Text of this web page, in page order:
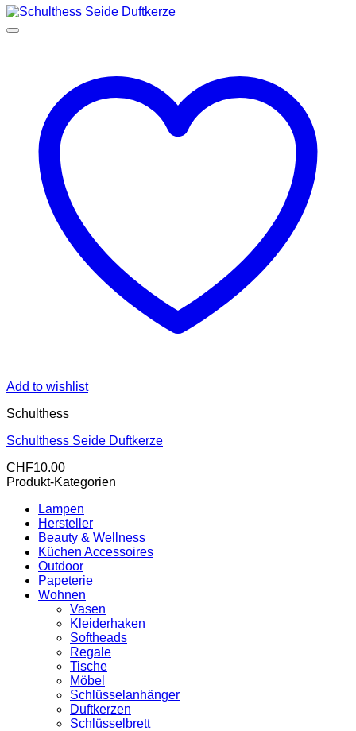
Add to wishlist
Schulthess
Schulthess Seide Duftkerze
CHF10.00
Produkt-Kategorien
Lampen
Hersteller
Beauty & Wellness
Küchen Accessoires
Outdoor
Papeterie
Wohnen
Vasen
Kleiderhaken
Softheads
Regale
Tische
Möbel
Schlüsselanhänger
Duftkerzen
Schlüsselbrett